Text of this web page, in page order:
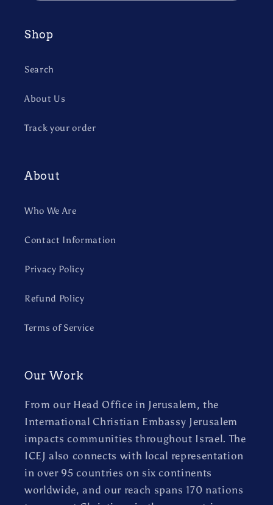
Shop
Search
About Us
Track your order
About
Who We Are
Contact Information
Privacy Policy
Refund Policy
Terms of Service
Our Work
From our Head Office in Jerusalem, the
International Christian Embassy Jerusalem
impacts communities throughout Israel. The
ICEJ also connects with local representation
in over 95 countries on six continents
worldwide, and our reach spans 170 nations